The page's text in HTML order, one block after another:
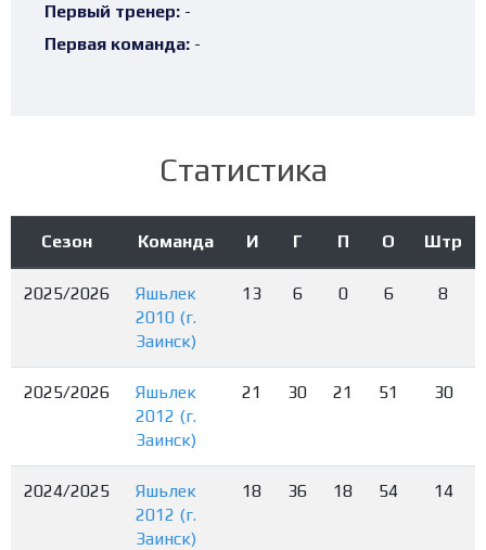
Первый тренер: -
Первая команда: -
Статистика
Сезон Команда И Г П О Штр
2025/2026
Яшьлек
2010 (г.
Заинск)
13 6 0 6 8
2025/2026
Яшьлек
2012 (г.
Заинск)
21 30 21 51 30
2024/2025
Яшьлек
2012 (г.
Заинск)
18 36 18 54 14